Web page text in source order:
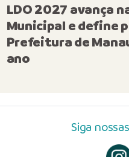
LDO 2027 avança
Municipal e define
Prefeitura de
ano
Siga